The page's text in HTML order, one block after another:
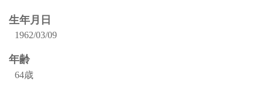
生年月日
1962/03/09
年齢
64歳